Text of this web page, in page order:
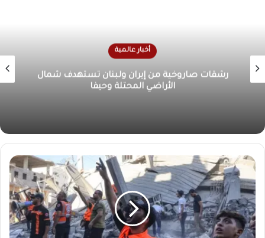
أخبار عالمية
الرئيس الإيراني: لا مفاوضات نووية في ظل استمرار
هجمات الإحتلال الإسرائيلي